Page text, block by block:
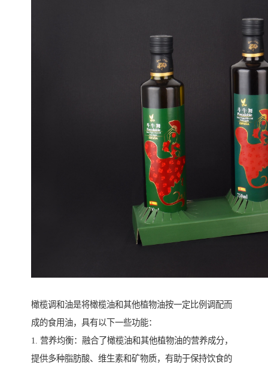
橄榄调和油是将橄榄油和其他植物油按一定比例调配而
成的食用油，具有以下一些功能：
1. 营养均衡：融合了橄榄油和其他植物油的营养成分，
提供多种脂肪酸、维生素和矿物质，有助于保持饮食的